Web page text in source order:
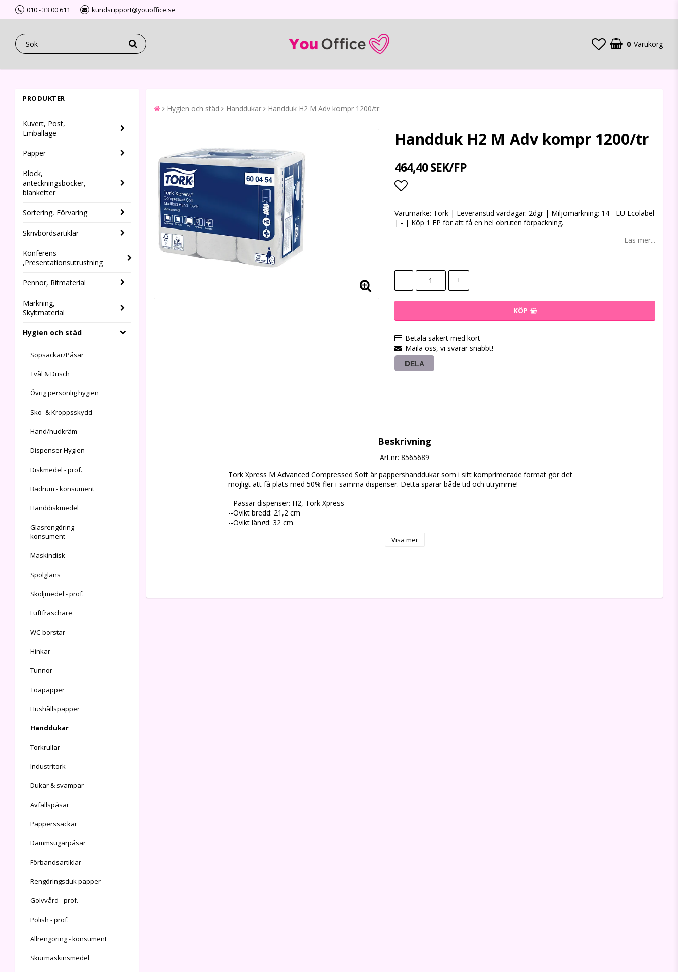
010 - 33 00 611 kundsupport@youoffice.se
0 Varukorg
Din varukorg är tom
PRODUKTER
Kuvert, Post,
Emballage
Papper
Block,
anteckningsböcker,
blanketter
Sortering, Förvaring
Skrivbordsartiklar
Konferens-
,Presentationsutrustning
Pennor, Ritmaterial
Märkning,
Skyltmaterial
Hygien och städ
Sopsäckar/Påsar
Tvål & Dusch
Övrig personlig hygien
Sko- & Kroppsskydd
Hand/hudkräm
Dispenser Hygien
Diskmedel - prof.
Badrum - konsument
Handdiskmedel
Glasrengöring -
konsument
Maskindisk
Spolglans
Sköljmedel - prof.
Luftfräschare
WC-borstar
Hinkar
Tunnor
Toapapper
Hushållspapper
Handdukar
Torkrullar
Industritork
Dukar & svampar
Avfallspåsar
Papperssäckar
Dammsugarpåsar
Förbandsartiklar
Rengöringsduk papper
Golvvård - prof.
Polish - prof.
Allrengöring - konsument
Skurmaskinsmedel
Hygien och städ Handdukar Handduk H2 M Adv kompr 1200/tr
Handduk H2 M Adv kompr 1200/tr
464,40 SEK/FP
Varumärke: Tork | Leveranstid vardagar: 2dgr | Miljömärkning: 14 - EU Ecolabel
| - | Köp 1 FP för att få en hel obruten förpackning.
Läs mer...
- +
KÖP
Betala säkert med kort
Maila oss, vi svarar snabbt!
DELA
Beskrivning
Art.nr: 8565689
Tork Xpress M Advanced Compressed Soft är pappershanddukar som i sitt komprimerade format gör det
möjligt att få plats med 50% fler i samma dispenser. Detta sparar både tid och utrymme!
--Passar dispenser: H2, Tork Xpress
--Ovikt bredd: 21,2 cm
--Ovikt längd: 32 cm
--6 buntar/transportförpackning
Visa mer